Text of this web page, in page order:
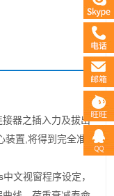
器之插入力及拔出
装置 ,将得到完全准确
中文视窗程序设定，